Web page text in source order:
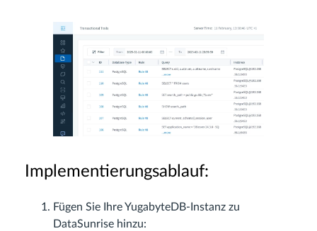
Implementierungsablauf:
Fügen Sie Ihre YugabyteDB-Instanz zu
DataSunrise hinzu: